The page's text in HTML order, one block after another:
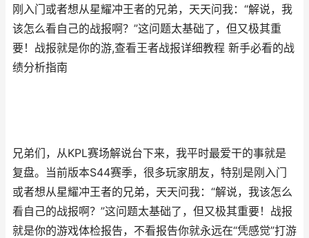
刚入门或者想从星耀冲王者的兄弟，天天问我：“解说，我
该怎么看自己的战报啊？”这问题太基础了，但又极其重
要！战报就是你的游,查看王者战报详细教程 新手必看的战
绩分析指南
兄弟们，从KPL赛场解说台下来，我平时最爱干的事就是
复盘。当前版本S44赛季，很多玩家朋友，特别是刚入门
或者想从星耀冲王者的兄弟，天天问我：“解说，我该怎么
看自己的战报啊？”这问题太基础了，但又极其重要！战报
就是你的游戏体检报告，不看报告你就永远在“凭感觉”打游